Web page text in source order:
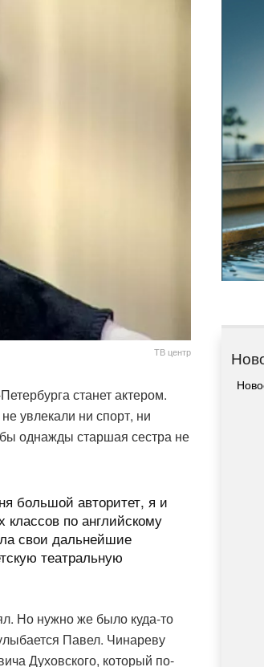
ТВ центр
станет актером.
увлекали ни спорт, ни
однажды старшая сестра не
большой авторитет, я и
по английскому
свои дальнейшие
театральную
Но нужно же было куда-то
Павел. Чинареву
Духовского, который по-